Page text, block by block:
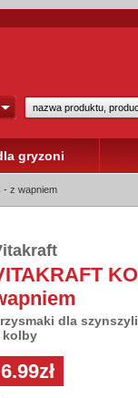
gryzoni
- z wapniem
dla szynszyli
kolby
6.99zł